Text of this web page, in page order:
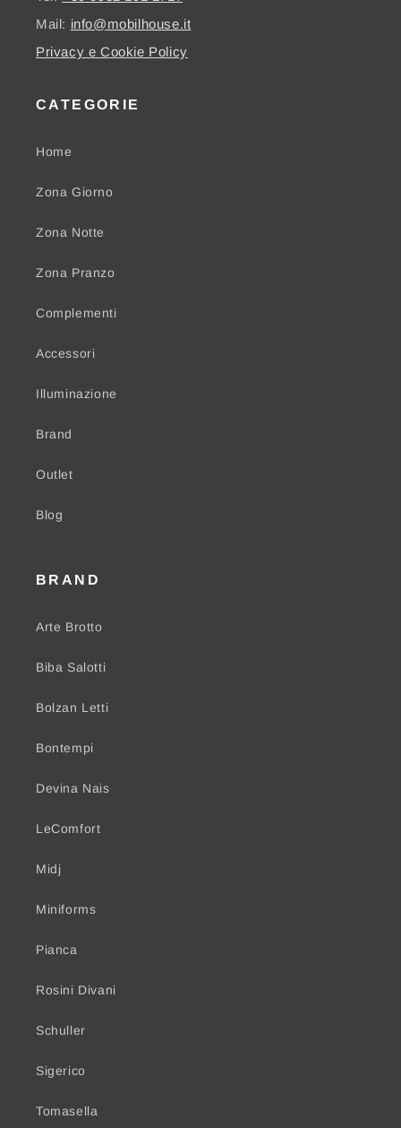
Mail: info@mobilhouse.it
Privacy e Cookie Policy
CATEGORIE
Home
Zona Giorno
Zona Notte
Zona Pranzo
Complementi
Accessori
Illuminazione
Brand
Outlet
Blog
BRAND
Arte Brotto
Biba Salotti
Bolzan Letti
Bontempi
Devina Nais
LeComfort
Midj
Miniforms
Pianca
Rosini Divani
Schuller
Sigerico
Tomasella